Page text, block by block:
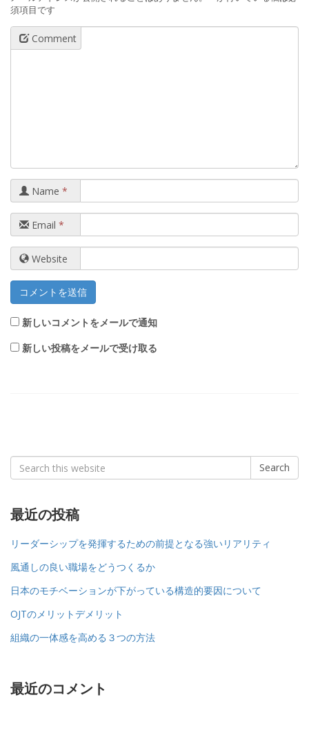
須項目です
Comment
Name *
Email *
Website
新しいコメントをメールで通知
新しい投稿をメールで受け取る
Search
for:
Search
最近の投稿
リーダーシップを発揮するための前提となる強いリアリティ
風通しの良い職場をどうつくるか
日本のモチベーションが下がっている構造的要因について
OJTのメリットデメリット
組織の一体感を高める３つの方法
最近のコメント